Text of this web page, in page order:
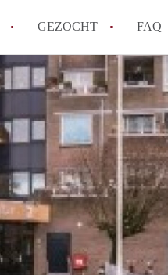
GEZOCHT FAQ
How to translate AppartementAlmere!
is AppartementAlmere?
kost het om te reageren op
Wat is de privacyverklaring van
Berekent AppartementAlmere
Alle veelgestelde vragen